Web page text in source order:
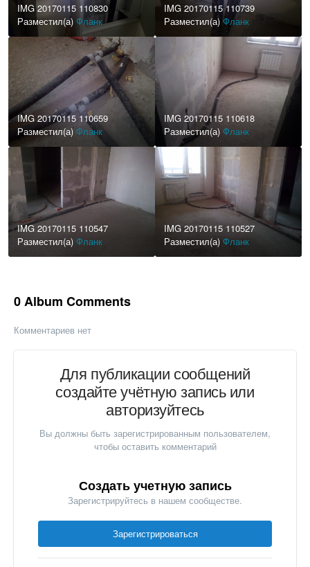
IMG 20170115 110830
Разместил(а) Фланк
IMG 20170115 110739
Разместил(а) Фланк
IMG 20170115 110659
Разместил(а)Фланк
IMG 20170115 110618
Разместил(а) Фланк
IMG 20170115 110547
Разместил(а) Фланк
IMG 20170115 110527
Разместил(а) Фланк
0 Album Comments
Комментариев нет
Для публикации сообщений
создайте учётную запись или
авторизуйтесь
Вы должны быть зарегистрированным пользователем,
чтобы оставить комментарий
Создать учетную запись
Зарегистрируйтесь в нашем сообществе.
Зарегистрироваться